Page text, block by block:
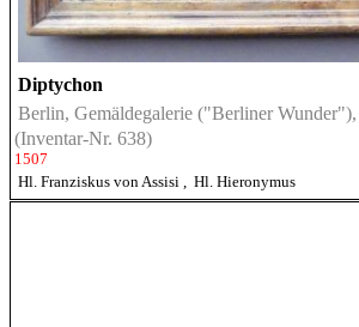
Diptychon
Berlin, Gemäldegalerie ("Berliner
(Inventar-Nr. 638)
1507
Hl. Franziskus von Assisi
Hl. Hieronymus